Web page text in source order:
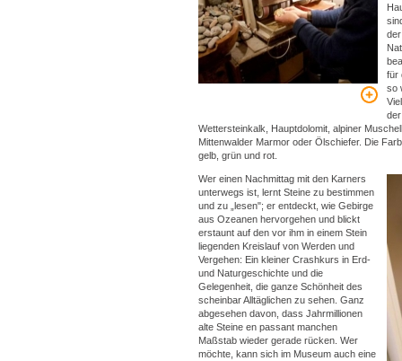
für
so
Wettersteinkalk, Hauptdolomit, alpiner
Mittenwalder Marmor oder Ölschiefer. Die
gelb, grün und rot.
Wer einen Nachmittag mit den Karners
unterwegs ist, lernt Steine zu bestimmen
und zu „lesen"; er entdeckt, wie Gebirge
aus Ozeanen hervorgehen und blickt
erstaunt auf den vor ihm in einem Stein
liegenden Kreislauf von Werden und
Vergehen: Ein kleiner Crashkurs in Erd-
und Naturgeschichte und die
Gelegenheit, die ganze Schönheit des
scheinbar Alltäglichen zu sehen. Ganz
abgesehen davon, dass Jahrmillionen
alte Steine en passant manchen
Maßstab wieder gerade rücken. Wer
möchte, kann sich im Museum auch eine